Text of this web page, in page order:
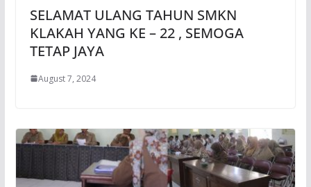
SELAMAT ULANG TAHUN SMKN
KLAKAH YANG KE – 22 , SEMOGA
TETAP JAYA
August 7, 2024